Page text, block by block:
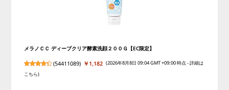
メラノＣＣ ディープクリア酵素洗顔２００Ｇ【EC限定】
(54411089) ￥1,182 (2026年8月8日 09:04 GMT +09:00 時点 -詳細は
こちら)